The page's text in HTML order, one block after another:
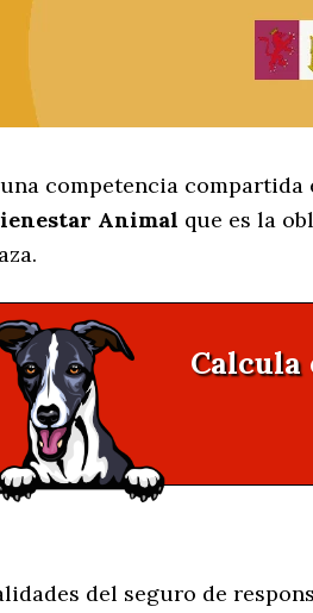
competencia
Animal que es la
Calcula
del seguro de